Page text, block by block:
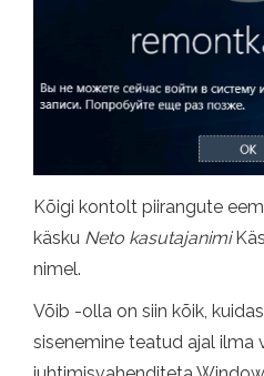
Kõigi kontolt piirangute
käsku Neto kasutajanimi
nimel.
Võib -olla on siin kõik,
sisenemine teatud ajal ilma